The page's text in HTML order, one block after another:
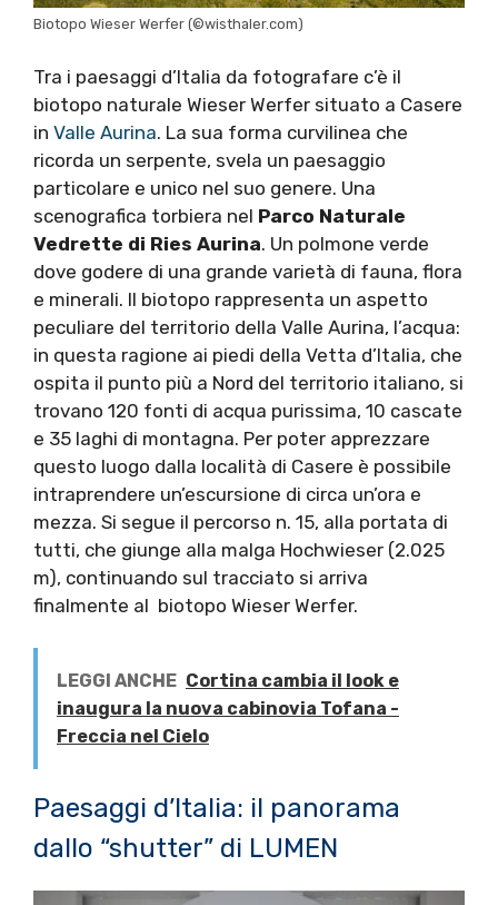
Biotopo Wieser Werfer (©wisthaler.com)
Tra i paesaggi d’Italia da fotografare c’è il
biotopo naturale Wieser Werfer situato a Casere
in Valle Aurina. La sua forma curvilinea che
ricorda un serpente, svela un paesaggio
particolare e unico nel suo genere. Una
scenografica torbiera nel Parco Naturale
Vedrette di Ries Aurina. Un polmone verde
dove godere di una grande varietà di fauna, flora
e minerali. Il biotopo rappresenta un aspetto
peculiare del territorio della Valle Aurina, l’acqua:
in questa ragione ai piedi della Vetta d’Italia, che
ospita il punto più a Nord del territorio italiano, si
trovano 120 fonti di acqua purissima, 10 cascate
e 35 laghi di montagna. Per poter apprezzare
questo luogo dalla località di Casere è possibile
intraprendere un’escursione di circa un’ora e
mezza. Si segue il percorso n. 15, alla portata di
tutti, che giunge alla malga Hochwieser (2.025
m), continuando sul tracciato si arriva
finalmente al biotopo Wieser Werfer.
LEGGI ANCHE Cortina cambia il look e
inaugura la nuova cabinovia Tofana -
Freccia nel Cielo
Paesaggi d’Italia: il panorama
dallo “shutter” di LUMEN